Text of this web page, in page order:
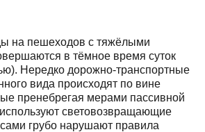
на пешеходов с тяжёлыми
в тёмное время суток
Нередко дорожно-транспортные
вида происходят по вине
пренебрегая мерами пассивной
световозвращающие
грубо нарушают правила